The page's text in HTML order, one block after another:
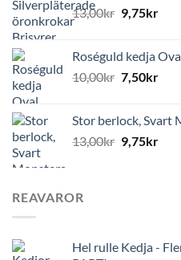
13,00kr 9,75kr
Roséguld kedja
10,00kr 7,50kr
Stor berlock, Svart
13,00kr 9,75kr
REAVAROR
Hel rulle Kedja -